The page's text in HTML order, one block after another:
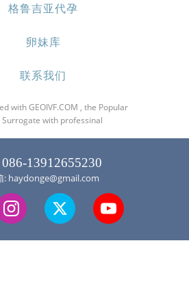
格鲁吉亚代孕
卵妹库
联系我们
with GEOIVF.COM , the Popular
with professinal
13912655230
: haydonge@gmail.com